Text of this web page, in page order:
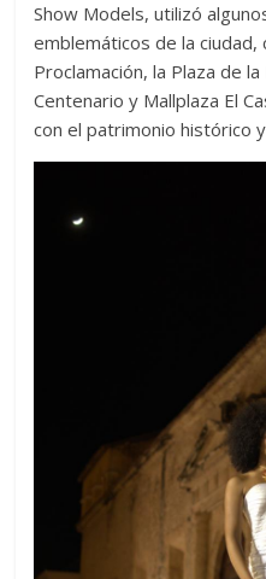
Show Models, utilizó
emblemáticos de la ciudad,
Proclamación, la Plaza de
Centenario y Mallplaza El
con el patrimonio histórico